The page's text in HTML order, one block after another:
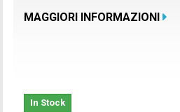
MAGGIORI INFORMAZIONI
In Stock